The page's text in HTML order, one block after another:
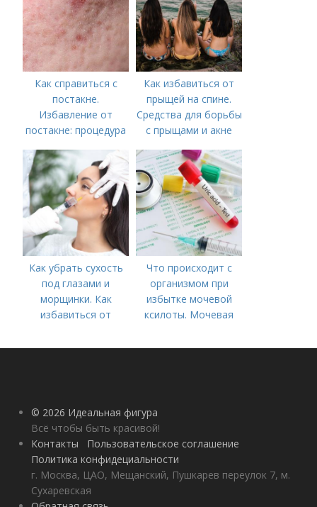
Как справиться с
постакне.
Избавление от
постакне: процедура
Как избавиться от
прыщей на спине.
Средства для борьбы
с прыщами и акне
Как убрать сухость
под глазами и
морщинки. Как
избавиться от
косметологические
Что происходит с
организмом при
избытке мочевой
ксилоты. Мочевая
норма и отклонения
© 2026 Идеальная фигура
Всё чтобы быть красивой!
Контакты
Пользовательское соглашение
Политика конфидециальности
г. Москва, ЦАО, Мещанский, Пушкарев переулок 7, м.
Сухаревская